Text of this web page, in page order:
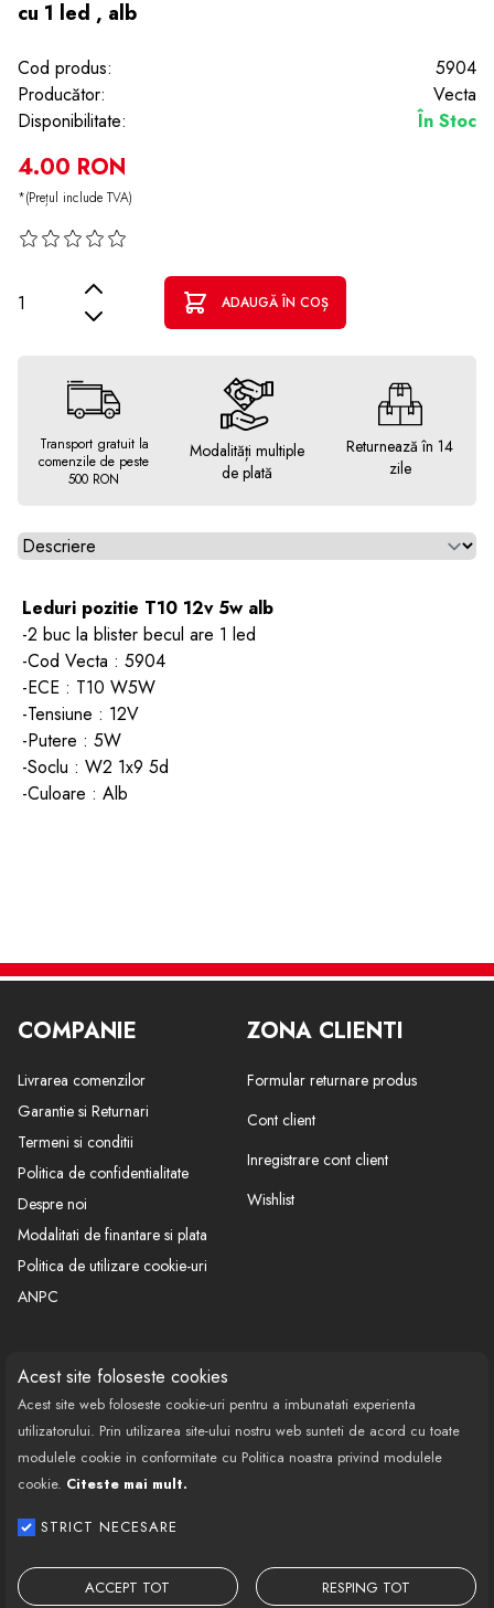
Acest site foloseste cookies
Acest site web foloseste cookie-uri pentru a imbunatati experienta
utilizatorului. Prin utilizarea site-ului nostru web sunteti de acord cu toate
modulele cookie in conformitate cu Politica noastra privind modulele
cookie. Citeste mai mult.
STRICT NECESARE
ACCEPT TOT RESPING TOT
cu 1 led , alb
Cod produs:
5904
Producător:
Vecta
Disponibilitate:
În Stoc
4.00 RON
*(Prețul include TVA)
ADAUGĂ ÎN COȘ
Transport gratuit la
comenzile de peste
500 RON
Modalități multiple
de plată
Returnează în 14
zile
Alegeti tab
Leduri pozitie T10 12v 5w alb
-2 buc la blister becul are 1 led
-Cod Vecta : 5904
-ECE : T10 W5W
-Tensiune : 12V
-Putere : 5W
-Soclu : W2 1x9 5d
-Culoare : Alb
COMPANIE
Livrarea comenzilor
Garantie si Returnari
Termeni si conditii
Politica de confidentialitate
Despre noi
Modalitati de finantare si plata
Politica de utilizare cookie-uri
ANPC
ZONA CLIENTI
Formular returnare produs
Cont client
Inregistrare cont client
Wishlist
CONTACT
Call Center: 0377 100 941
Program de lucru: Luni-Vineri
08:00 - 18:00
Email: contact@bestautovest.ro
SRL CUI: 32372789, Reg.Com.:
J02/1129/2013